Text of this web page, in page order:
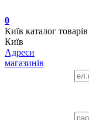
0
Київ каталог товарів
Київ
Адреси
магазинів